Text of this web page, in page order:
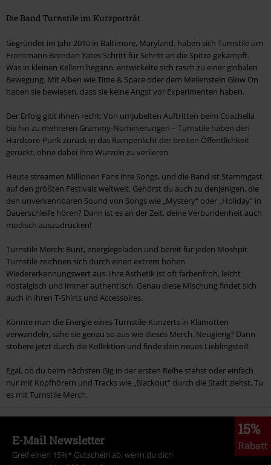
Die Band Turnstile im Kurzporträt
Gegründet im Jahr 2010 in Baltimore, Maryland, haben sich Turnstile um
Frontmann Brendan Yates Schritt für Schritt an die Spitze gekämpft.
Was in kleinen Kellern begann, entwickelte sich rasch zu einer globalen
Bewegung. Mit Alben wie Time & Space oder dem Meilenstein Glow On
haben sie bewiesen, dass sie keine Angst vor Experimenten haben.
Der Erfolg gibt ihnen recht: Von umjubelten Auftritten beim Coachella
bis hin zu mehreren Grammy-Nominierungen – Turnstile haben den
Hardcore-Punk zurück in das Rampenlicht der breiten Öffentlichkeit
gerückt, ohne dabei ihre Wurzeln zu verlieren.
Heute streamen Millionen Fans ihre Songs, und die Band ist Stammgast
auf den größten Festivals weltweit. Gehörst du auch zu denjenigen, die
den unverkennbaren Sound von Songs wie „Mystery“ oder „Holiday“ in
Dauerschleife hören? Dann ist es an der Zeit, deine Verbundenheit auch
modisch auszudrücken!
Turnstile Merch: Bunt, energiegeladen und bereit für jeden Moshpit
Turnstile zeichnen sich durch einen extrem hohen
Wiedererkennungswert aus. Ihre Ästhetik ist oft farbenfroh, leicht
nostalgisch und immer authentisch. Genau diese Mischung findet sich
auch in ihren T-Shirts und Accessoires.
Könnte man die Energie eines Turnstile-Konzerts in Klamotten
verwandeln, sähe sie genau so aus wie dieses Merch. Neugierig? Dann
stöbere jetzt durch die Kollektion und finde dein neues Lieblingsteil!
Egal, ob du beim nächsten Gig in der ersten Reihe stehst oder einfach
nur mit Kopfhörern und Tracks wie „Blackout“ durch die Stadt ziehst, Tu
es mit Turnstile Merch.
15%
Rabatt
E-Mail Newsletter
Greif einen 15%* Gutschein ab, wenn du dich